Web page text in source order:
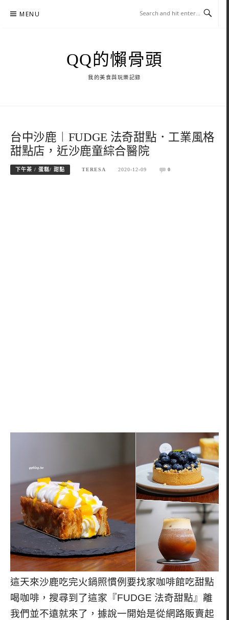
MENU
QQ的懶骨頭
我的美食與玩樂記錄
台中沙鹿︱FUDGE 法奇甜點．工業風格
甜點店，近沙鹿童綜合醫院
下午茶 / 蛋糕/ 甜點 TERESA 2020-12-09 0
這天來沙鹿吃完火鍋照慣例要找家咖啡館吃甜點
喝咖啡，搜尋到了這家『FUDGE 法奇甜點』離
我們並不遠就來了，據說一開始是從網路販賣起